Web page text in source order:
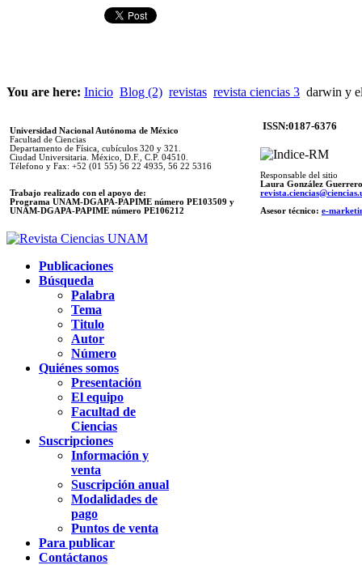
You are here: Inicio Blog (2) revistas revista ciencias 3 darwin y
Universidad Nacional Autónoma de México
Facultad de Ciencias
Departamento de Física, cubículos 320 y 321.
Ciudad Universitaria. México, D.F., C.P. 04510.
Télefono y Fax: +52 (01 55) 56 22 4935, 56 22 5316
Trabajo realizado con el apoyo de:
Programa UNAM-DGAPA-PAPIME número PE103509 y
UNAM-DGAPA-PAPIME número PE106212
ISSN:0187-6376
Responsable del sitio
Laura González Guerrero
Asesor técnico: e-
Publicaciones
Búsqueda
Palabra
Tema
Titulo
Autor
Número
Quiénes somos
Presentación
El equipo
Facultad de
Ciencias
Suscripciones
Información y
venta
Suscripción anual
Modalidades de
pago
Puntos de venta
Para publicar
Contáctanos